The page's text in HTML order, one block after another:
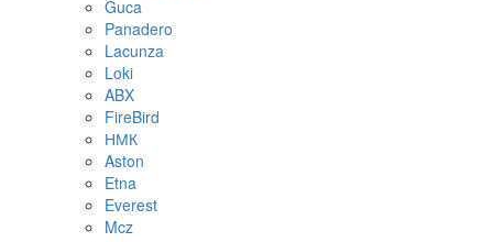
Guca
Panadero
Lacunza
Loki
ABX
FireBird
НМК
Aston
Etna
Everest
Mcz